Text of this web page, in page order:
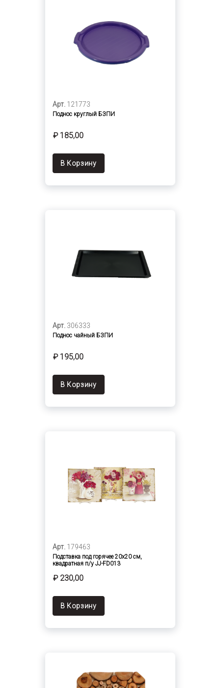
Арт. 121773
Поднос круглый БЗПИ
₽ 185,00
В Корзину
Арт. 306333
Поднос чайный БЗПИ
₽ 195,00
В Корзину
Арт. 179463
Подставка под горячее 20х20 см,
квадратная п/у JJ-FD013
₽ 230,00
В Корзину